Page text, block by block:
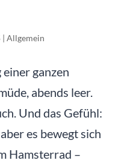
| Allgemein
ganzen
abends leer.
Und das Gefühl:
es bewegt sich
Hamsterrad –